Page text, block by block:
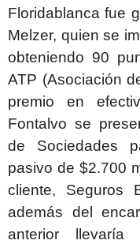
Floridablanca fue
Melzer, quien se
obteniendo 90
ATP (Asociación
premio en
Fontalvo se
de Sociedades
pasivo de $2.700
cliente, Seguros
además del
anterior